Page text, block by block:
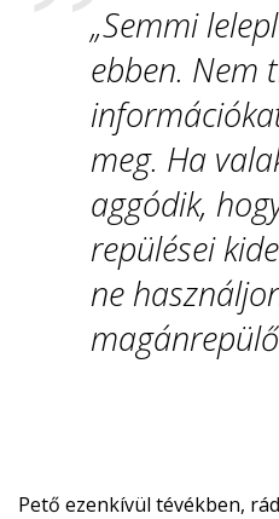
„Semmi
ebben. Nem
meg. Ha
aggódik,
repülései
ne
Pető ezenkívül tévékben,